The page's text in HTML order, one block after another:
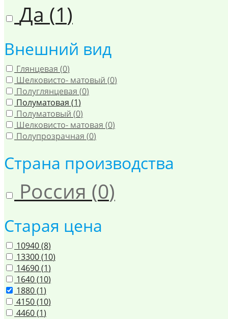
Да (1)
Внешний вид
Глянцевая (0)
Шелковисто- матовый (0)
Полуглянцевая (0)
Полуматовая (1)
Полуматовый (0)
Шелковисто- матовая (0)
Полупрозрачная (0)
Страна производства
Россия (0)
Старая цена
10940 (8)
13300 (10)
14690 (1)
1640 (10)
1880 (1)
4150 (10)
4460 (1)